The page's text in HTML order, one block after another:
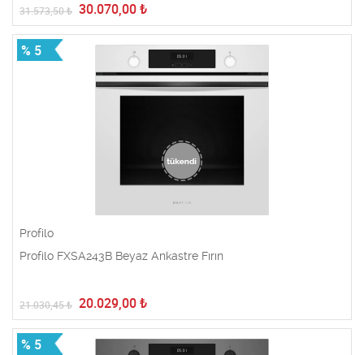
31.573,50₺ 30.070,00 ₺
% 5
Profilo
Profilo FXSA243B Beyaz Ankastre Fırın
21.030,45₺ 20.029,00 ₺
% 5